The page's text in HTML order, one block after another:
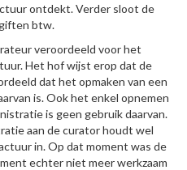
ontdekt. Verder sloot de
btw.
veroordeeld voor het
Het hof wijst erop dat de
dat het opmaken van een
is. Ook het enkel opnemen
is geen gebruik daarvan.
aan de curator houdt wel
in. Op dat moment was de
echter niet meer werkzaam